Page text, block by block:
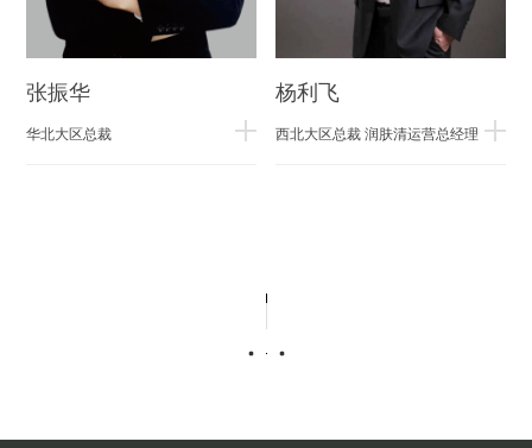
张振华
华北大区总裁
杨利飞
西北大区总裁 润肤清运营总经理